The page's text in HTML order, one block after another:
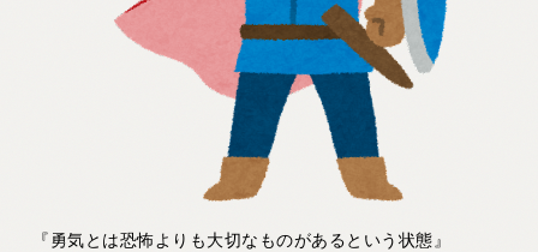
『勇気とは恐怖よりも大切なものがあるという状態』